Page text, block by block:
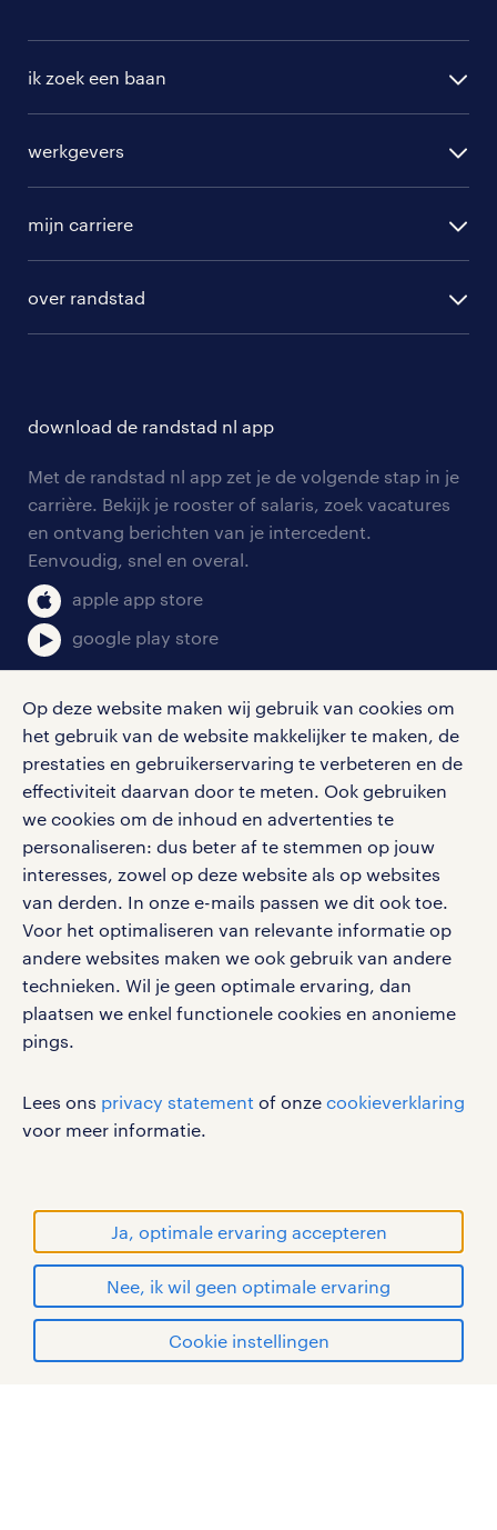
Op deze website maken wij gebruik van cookies om
het gebruik van de website makkelijker te maken, de
prestaties en gebruikerservaring te verbeteren en de
effectiviteit daarvan door te meten. Ook gebruiken
we cookies om de inhoud en advertenties te
personaliseren: dus beter af te stemmen op jouw
interesses, zowel op deze website als op websites
van derden. In onze e-mails passen we dit ook toe.
Voor het optimaliseren van relevante informatie op
andere websites maken we ook gebruik van andere
technieken. Wil je geen optimale ervaring, dan
plaatsen we enkel functionele cookies en anonieme
pings.
Lees ons privacy statement of onze cookieverklaring
voor meer informatie.
Ja, optimale ervaring accepteren
Nee, ik wil geen optimale ervaring
Cookie instellingen
ik zoek een baan
randstad professional
randstad digital
werkgevers
hr-diensten
branches
tarieven
personeel gezocht
aanmelden nieuwsbrief
mijn carriere
solliciteren
blogs en artikelen
salarischecker
bruto-netto calculator
over randstad
onze vestigingen
pers
klachten en misstanden
download de randstad nl app
Met de randstad nl app zet je de volgende stap in je
carrière. Bekijk je rooster of salaris, zoek vacatures
en ontvang berichten van je intercedent.
Eenvoudig, snel en overal.
apple app store
google play store
social media
Volg ons voor de leukste content omtrent
vacatures, solliciteren en inspiratie.
werken bij randstad
gebruikersvoorwaarden
privacystatement
cookies
handelsmerken van Randstad N.V.
© Randstad 2026